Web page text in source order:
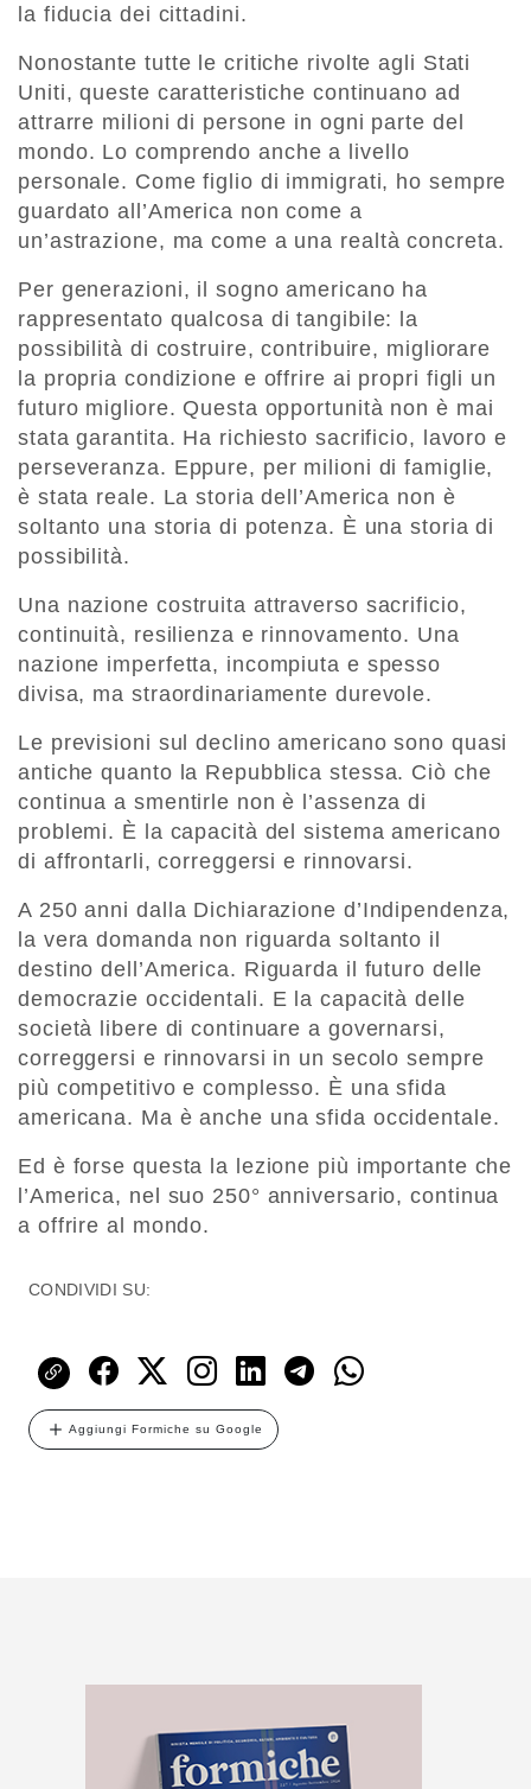
la fiducia dei cittadini.
Nonostante tutte le critiche rivolte agli Stati
Uniti, queste caratteristiche continuano ad
attrarre milioni di persone in ogni parte del
mondo. Lo comprendo anche a livello
personale. Come figlio di immigrati, ho sempre
guardato all’America non come a
un’astrazione, ma come a una realtà concreta.
Per generazioni, il sogno americano ha
rappresentato qualcosa di tangibile: la
possibilità di costruire, contribuire, migliorare
la propria condizione e offrire ai propri figli un
futuro migliore. Questa opportunità non è mai
stata garantita. Ha richiesto sacrificio, lavoro e
perseveranza. Eppure, per milioni di famiglie,
è stata reale. La storia dell’America non è
soltanto una storia di potenza. È una storia di
possibilità.
Una nazione costruita attraverso sacrificio,
continuità, resilienza e rinnovamento. Una
nazione imperfetta, incompiuta e spesso
divisa, ma straordinariamente durevole.
Le previsioni sul declino americano sono quasi
antiche quanto la Repubblica stessa. Ciò che
continua a smentirle non è l’assenza di
problemi. È la capacità del sistema americano
di affrontarli, correggersi e rinnovarsi.
A 250 anni dalla Dichiarazione d’Indipendenza,
la vera domanda non riguarda soltanto il
destino dell’America. Riguarda il futuro delle
democrazie occidentali. E la capacità delle
società libere di continuare a governarsi,
correggersi e rinnovarsi in un secolo sempre
più competitivo e complesso. È una sfida
americana. Ma è anche una sfida occidentale.
Ed è forse questa la lezione più importante che
l’America, nel suo 250° anniversario, continua
a offrire al mondo.
CONDIVIDI SU:
Aggiungi Formiche su Google